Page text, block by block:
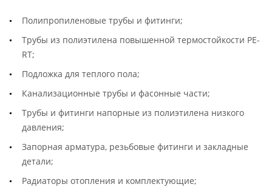
Полипропиленовые трубы и фитинги;
Трубы из полиэтилена повышенной термостойкости PE-
RT;
Подложка для теплого пола;
Канализационные трубы и фасонные части;
Трубы и фитинги напорные из полиэтилена низкого
давления;
Запорная арматура, резьбовые фитинги и закладные
детали;
Радиаторы отопления и комплектующие;